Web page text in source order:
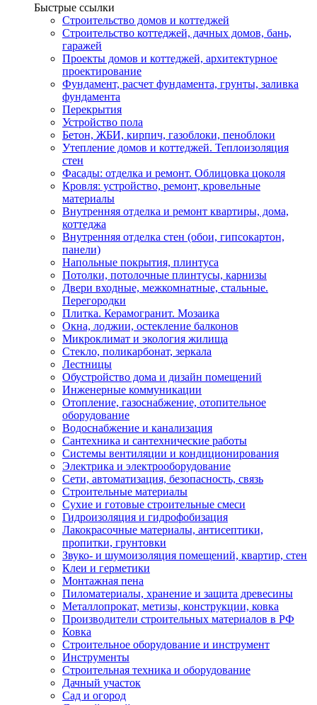
Быстрые ссылки
Строительство домов и коттеджей
Строительство коттеджей, дачных домов, бань,
гаражей
Проекты домов и коттеджей, архитектурное
проектирование
Фундамент, расчет фундамента, грунты, заливка
фундамента
Перекрытия
Устройство пола
Бетон, ЖБИ, кирпич, газоблоки, пеноблоки
Утепление домов и коттеджей. Теплоизоляция
стен
Фасады: отделка и ремонт. Облицовка цоколя
Кровля: устройство, ремонт, кровельные
материалы
Внутренняя отделка и ремонт квартиры, дома,
коттеджа
Внутренняя отделка стен (обои, гипсокартон,
панели)
Напольные покрытия, плинтуса
Потолки, потолочные плинтусы, карнизы
Двери входные, межкомнатные, стальные.
Перегородки
Плитка. Керамогранит. Мозаика
Окна, лоджии, остекление балконов
Микроклимат и экология жилища
Стекло, поликарбонат, зеркала
Лестницы
Обустройство дома и дизайн помещений
Инженерные коммуникации
Отопление, газоснабжение, отопительное
оборудование
Водоснабжение и канализация
Сантехника и сантехнические работы
Системы вентиляции и кондиционирования
Электрика и электрооборудование
Сети, автоматизация, безопасность, связь
Строительные материалы
Сухие и готовые строительные смеси
Гидроизоляция и гидрофобизация
Лакокрасочные материалы, антисептики,
пропитки, грунтовки
Звуко- и шумоизоляция помещений, квартир, стен
Клеи и герметики
Монтажная пена
Пиломатериалы, хранение и защита древесины
Металлопрокат, метизы, конструкции, ковка
Производители строительных материалов в РФ
Ковка
Строительное оборудование и инструмент
Инструменты
Строительная техника и оборудование
Дачный участок
Сад и огород